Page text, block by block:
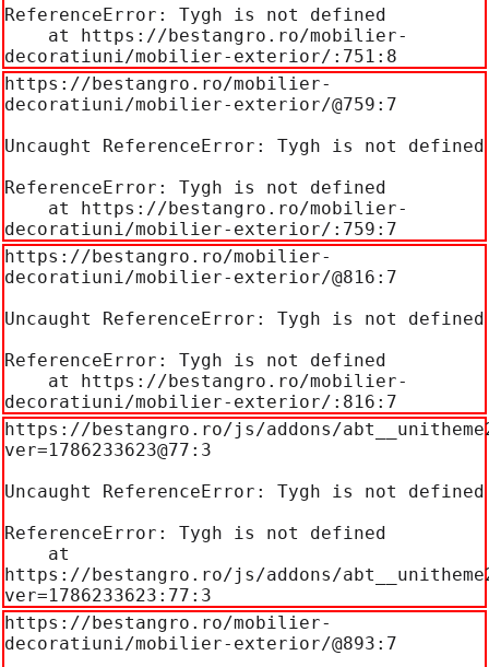
ReferenceError: Tygh is not defined
decoratiuni/mobilier-exterior/:751:8
https://bestangro.ro/mobilier-
decoratiuni/mobilier-exterior/@759:7
Uncaught ReferenceError: Tygh is not defined
ReferenceError: Tygh is not defined
decoratiuni/mobilier-exterior/:759:7
https://bestangro.ro/mobilier-
decoratiuni/mobilier-exterior/@816:7
Uncaught ReferenceError: Tygh is not defined
ReferenceError: Tygh is not defined
decoratiuni/mobilier-exterior/:816:7
https://bestangro.ro/js/addons/
ver=1786233623@77:3
Uncaught ReferenceError: Tygh is not defined
ReferenceError: Tygh is not defined
https://bestangro.ro/js/addons/
ver=1786233623:77:3
https://bestangro.ro/mobilier-
decoratiuni/mobilier-exterior/@893:7